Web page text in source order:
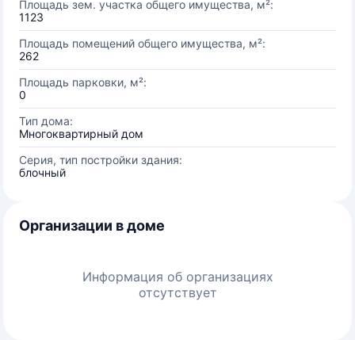
Площадь зем. участка общего имущества, м²:
1123
Площадь помещений общего имущества, м²:
262
Площадь парковки, м²:
0
Тип дома:
Многоквартирный дом
Серия, тип постройки здания:
блочный
Организации в доме
Информация об организациях
отсутствует